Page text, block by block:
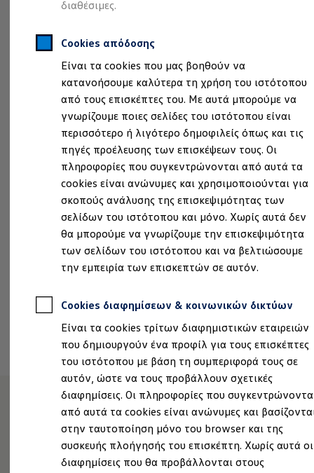
διαθέσιμες.
Cookies απόδοσης
Είναι τα cookies που μας βοηθούν να
κατανοήσουμε καλύτερα τη χρήση του ιστότοπου
από τους επισκέπτες του. Με αυτά μπορούμε να
γνωρίζουμε ποιες σελίδες του ιστότοπου είναι
περισσότερο ή λιγότερο δημοφιλείς όπως και τις
πηγές προέλευσης των επισκέψεων τους. Οι
πληροφορίες που συγκεντρώνονται από αυτά τα
cookies είναι ανώνυμες και χρησιμοποιούνται για
σκοπούς ανάλυσης της επισκεψιμότητας των
σελίδων του ιστότοπου και μόνο. Χωρίς αυτά δεν
θα μπορούμε να γνωρίζουμε την επισκεψιμότητα
των σελίδων του ιστότοπου και να βελτιώσουμε
την εμπειρία των επισκεπτών σε αυτόν.
Cookies διαφημίσεων & κοινωνικών δικτύων
Είναι τα cookies τρίτων διαφημιστικών εταιρειών
που δημιουργούν ένα προφίλ για τους επισκέπτες
του ιστότοπου με βάση τη συμπεριφορά τους σε
αυτόν, ώστε να τους προβάλλουν σχετικές
διαφημίσεις. Οι πληροφορίες που
από αυτά τα cookies είναι ανώνυμες και
στην ταυτοποίηση μόνο του browser και της
συσκευής πλοήγησής του επισκέπτη. Χωρίς αυτά οι
διαφημίσεις που θα προβάλλονται στους
Πώς μπορώ να πληρώσω;
Πώς μπορώ να φορτίσω;
Η λειτουργία ανάκτησης ενέργειας κατά την
Το σύστημα πέδησης στα ID.
Διαθέσιμα νέα και μεταχειρισμένα αυτοκίνητα
Διαθέσιμα νέα αυτοκίνητα
Διαθέσιμα μεταχειρισμένα αυτοκίνητα
Χρηματοδότηση και Leasing
Volkswagen Easy Living
Χρηματοδότηση Auto Credit
Χρηματοδότηση Classic Credit
Καινοτόμες Τεχνολογίες
Ιδιοκτήτες και υπηρεσίες After Sales
myVolkswagen
Service και γνήσια ανταλλακτικά
Επιθεώρηση & ΚΤΕΟ
Επισκευές & έλεγχοι
Λιπαντικά κινητήρα και υγρά
Τροχοί και ελαστικά
Οδική Βοήθεια
Volkswagen Service
Γνήσια αξεσουάρ Volkswagen ειδικά για κάθε
Λύσεις μεταφοράς και αποσκευών
Ψυχαγωγία και ηλεκτρονικές συσκευές
Εξατομίκευση
Επιτοίχιος σταθμός φόρτισης και καλώδια
Συλλογές Lifestyle
Digital Extras
Υπηρεσίες για το μοντέλο σας
Εφαρμογές Volkswagen, σύνδεση και
Σύνδεση κινητού τηλεφώνου και οχήματος
Ενημερώσεις για λογισμικό, χάρτες και
We Charge - Υπηρεσία Φόρτισης
Πληροφορίες Πελάτη
Νομικές πληροφορίες)
Κόμβος Αεροδρομίου-Ανατολική Έξοδος
Εγνατίας Οδού, 68100 Αλεξανδρούπολη
sales@karalelekis.gr
2551060160
Δευτέρα-Παρασκευή 8:30-17:00
Σάββατο
9:00- 14:30
Κλείστε ένα ραντεβού
Πως μπορούμε να
σας βοηθήσουμε;